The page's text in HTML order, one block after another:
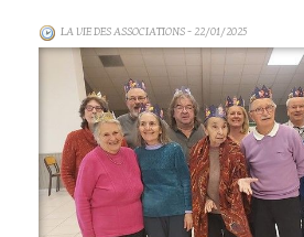
LA VIE DES ASSOCIATIONS- 22/01/2025